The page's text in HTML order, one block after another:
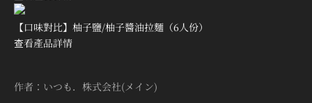
【口味對比】柚子鹽/柚子醬油拉麵（6人份）
查看產品詳情
作者：いつも．株式会社(メイン)